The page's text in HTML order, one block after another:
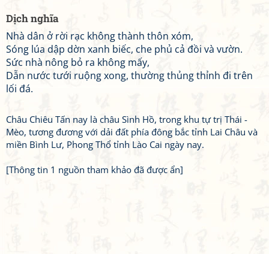
Dịch nghĩa
Nhà dân ở rời rạc không thành thôn xóm,
Sóng lúa dập dờn xanh biếc, che phủ cả đồi và vườn.
Sức nhà nông bỏ ra không mấy,
Dẫn nước tưới ruộng xong, thường thủng thỉnh đi trên
lối đá.
Châu Chiêu Tấn nay là châu Sình Hồ, trong khu tự trị Thái -
Mèo, tương đương với dải đất phía đông bắc tỉnh Lai Châu và
miền Bình Lư, Phong Thổ tỉnh Lào Cai ngày nay.
[Thông tin 1 nguồn tham khảo đã được ẩn]